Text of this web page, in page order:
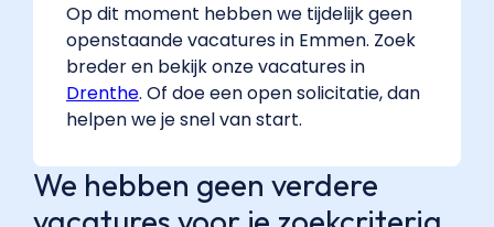
Op dit moment hebben we tijdelijk geen
openstaande vacatures in Emmen. Zoek
breder en bekijk onze vacatures in
Drenthe. Of doe een open solicitatie, dan
helpen we je snel van start.
We hebben geen verdere